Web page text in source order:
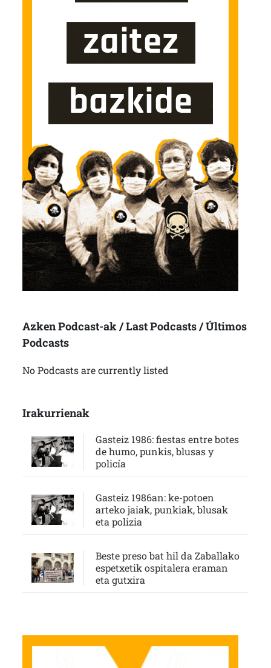
Azken Podcast-ak / Last Podcasts / Últimos
Podcasts
No Podcasts are currently listed
Irakurrienak
Gasteiz 1986: fiestas entre botes
de humo, punkis, blusas y
policía
Gasteiz 1986an: ke-potoen
arteko jaiak, punkiak, blusak
eta polizia
Beste preso bat hil da Zaballako
espetxetik ospitalera eraman
eta gutxira